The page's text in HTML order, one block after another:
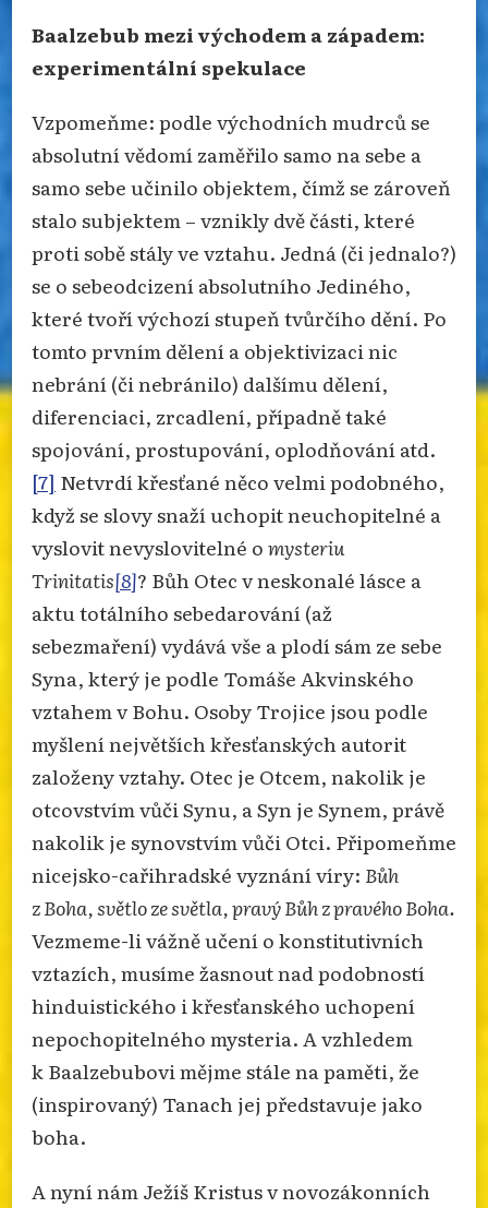
Baalzebub mezi východem a západem:
experimentální spekulace
Vzpomeňme: podle východních mudrců se
absolutní vědomí zaměřilo samo na sebe a
samo sebe učinilo objektem, čímž se zároveň
stalo subjektem – vznikly dvě části, které
proti sobě stály ve vztahu. Jedná (či jednalo?)
se o sebeodcizení absolutního Jediného,
které tvoří výchozí stupeň tvůrčího dění. Po
tomto prvním dělení a objektivizaci nic
nebrání (či nebránilo) dalšímu dělení,
diferenciaci, zrcadlení, případně také
spojování, prostupování, oplodňování atd.
[7] Netvrdí křesťané něco velmi podobného,
když se slovy snaží uchopit neuchopitelné a
vyslovit nevyslovitelné omysteriu
Trinitatis[8]? Bůh Otec v neskonalé lásce a
aktu totálního sebedarování (až
sebezmaření) vydává vše a plodí sám ze sebe
Syna, který je podle Tomáše Akvinského
vztahem v Bohu. Osoby Trojice jsou podle
myšlení největších křesťanských autorit
založeny vztahy. Otec je Otcem, nakolik je
otcovstvím vůči Synu, a Syn je Synem, právě
nakolik je synovstvím vůči Otci. Připomeňme
nicejsko-cařihradské vyznání víry: Bůh
z Boha, světlo ze světla, pravý Bůh z pravého Boha.
Vezmeme-li vážně učení o konstitutivních
vztazích, musíme žasnout nad podobností
hinduistického i křesťanského uchopení
nepochopitelného mysteria. A vzhledem
k Baalzebubovi mějme stále na paměti, že
(inspirovaný) Tanach jej představuje jako
boha.
A nyní nám Ježíš Kristus v novozákonních